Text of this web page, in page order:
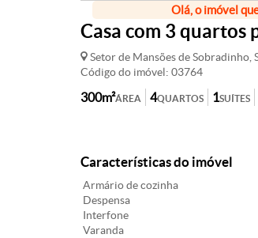
Olá, o imóvel
Casa com 3 quartos
Setor de Mansões de Sobradinho,
Código do imóvel: 03764
ÁREA
300m² QUARTOS
4 SUÍTES
1
Características do imóvel
Armário de cozinha
Despensa
Interfone
Varanda